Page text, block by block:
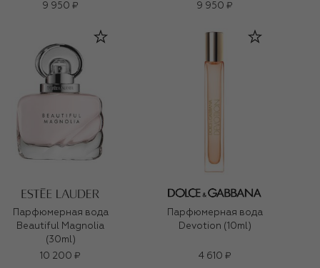
9 950 ₽
9 950 ₽
Парфюмерная вода
Beautiful Magnolia
(30ml)
10 200 ₽
Парфюмерная вода
Devotion (10ml)
4 610 ₽